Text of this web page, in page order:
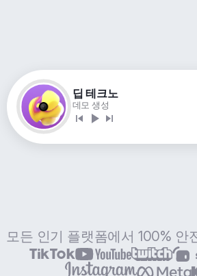
딥 테크노
데모 생성
모든 인기 플랫폼에서 100% 안